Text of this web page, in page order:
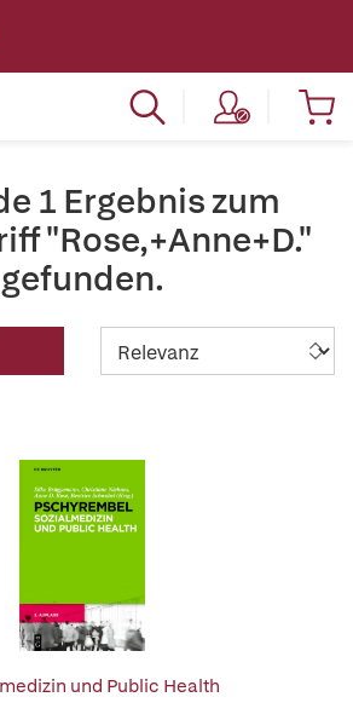
1 Ergebnis zum
"Rose,+Anne+D."
gefunden.
und Public Health